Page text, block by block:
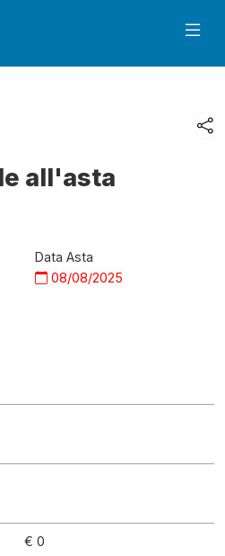
all'asta
Data Asta
08/08/2025
€ 0